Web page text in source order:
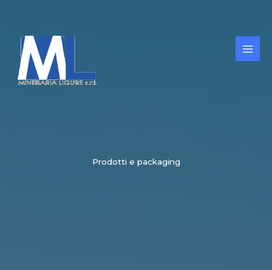
contenuto
Prodotti e packaging